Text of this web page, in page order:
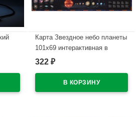
Карта Звездное небо планеты
101х69 интерактивная в
тубусе арт КН004
322 ₽